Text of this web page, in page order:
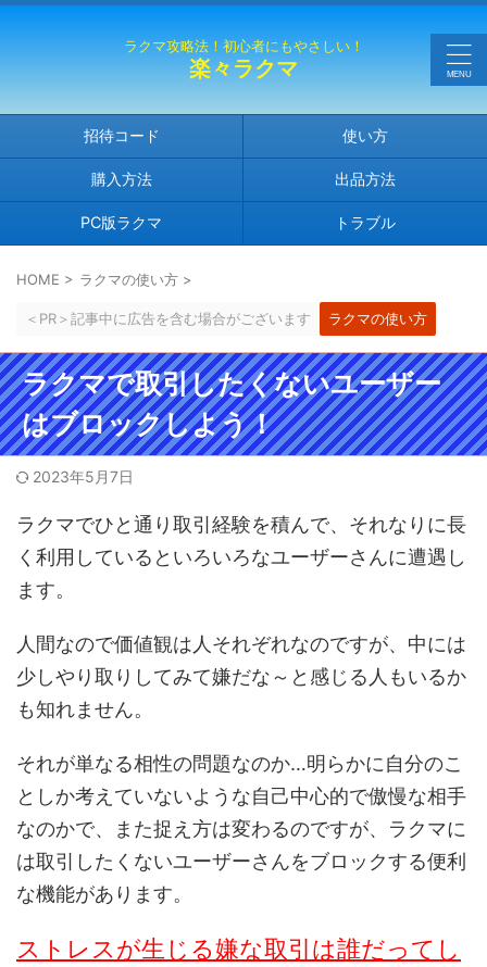
ラクマ攻略法！初心者にもやさしい！
楽々ラクマ
招待コード 使い方
購入方法 出品方法
PC版ラクマ トラブル
HOME > ラクマの使い方 >
＜PR＞記事中に広告を含む場合がございます ラクマの使い方
ラクマで取引したくないユーザー
はブロックしよう！
2023年5月7日
ラクマでひと通り取引経験を積んで、それなりに長
く利用しているといろいろなユーザーさんに遭遇し
ます。
人間なので価値観は人それぞれなのですが、中には
少しやり取りしてみて嫌だな～と感じる人もいるか
も知れません。
それが単なる相性の問題なのか…明らかに自分のこ
としか考えていないような自己中心的で傲慢な相手
なのかで、また捉え方は変わるのですが、ラクマに
は取引したくないユーザーさんをブロックする便利
な機能があります。
ストレスが生じる嫌な取引は誰だってし